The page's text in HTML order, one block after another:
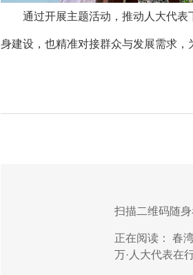
通过开展主题活动，推动人大代表
身建设，也精准对接群众与发展需求
扫描二维码随
正在阅读：春
万·人大代表在